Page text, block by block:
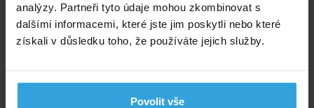
analýzy. Partneři tyto údaje mohou zkombinovat s
dalšími informacemi, které jste jim poskytli nebo které
získali v důsledku toho, že používáte jejich služby.
Povolit vše